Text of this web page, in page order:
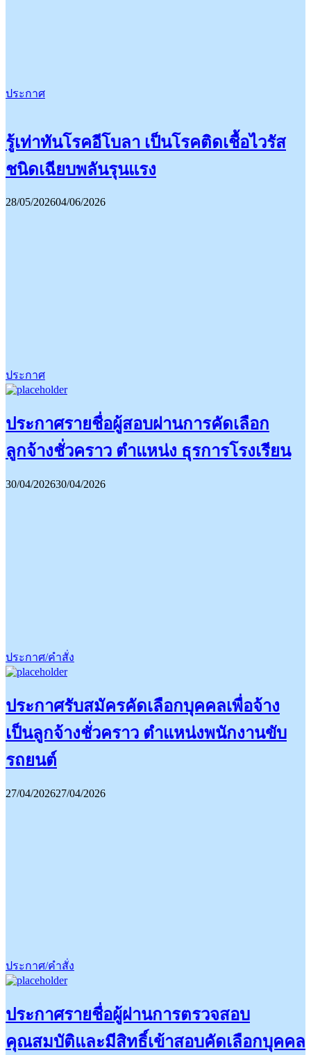
ประกาศ
รู้เท่าทันโรคอีโบลา เป็นโรคติดเชื้อไวรัส
ชนิดเฉียบพลันรุนแรง
28/05/202604/06/2026
ประกาศ
ประกาศรายชื่อผู้สอบผ่านการคัดเลือก
ลูกจ้างชั่วคราว ตำแหน่ง ธุรการโรงเรียน
30/04/202630/04/2026
ประกาศ/คำสั่ง
ประกาศรับสมัครคัดเลือกบุคคลเพื่อจ้าง
เป็นลูกจ้างชั่วคราว ตำแหน่งพนักงานขับ
รถยนต์
27/04/202627/04/2026
ประกาศ/คำสั่ง
ประกาศรายชื่อผู้ผ่านการตรวจสอบ
คุณสมบัติและมีสิทธิ์เข้าสอบคัดเลือกบุคคล